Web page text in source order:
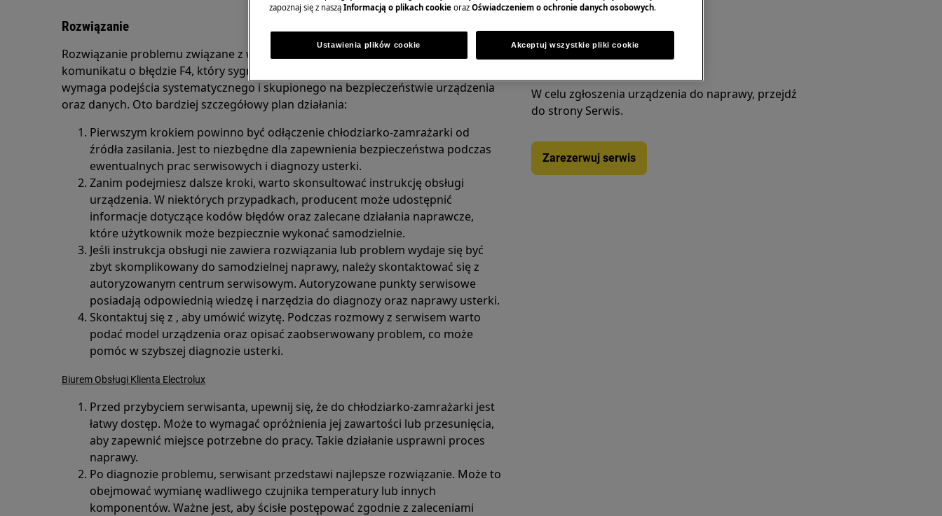
Rozwiązanie
Rozwiązanie problemu związane z wyświetlaniem na chłodziarko-zamrażarce
komunikatu o błędzie F4, który sygnalizuje problem z czujnikiem temperatury,
wymaga podejścia systematycznego i skupionego na bezpieczeństwie urządzenia
oraz danych. Oto bardziej szczegółowy plan działania:
Pierwszym krokiem powinno być odłączenie chłodziarko-zamrażarki od
źródła zasilania. Jest to niezbędne dla zapewnienia bezpieczeństwa podczas
ewentualnych prac serwisowych i diagnozy usterki.
Zanim podejmiesz dalsze kroki, warto skonsultować instrukcję obsługi
urządzenia. W niektórych przypadkach, producent może udostępnić
informacje dotyczące kodów błędów oraz zalecane działania naprawcze,
które użytkownik może bezpiecznie wykonać samodzielnie.
Jeśli instrukcja obsługi nie zawiera rozwiązania lub problem wydaje się być
zbyt skomplikowany do samodzielnej naprawy, należy skontaktować się z
autoryzowanym centrum serwisowym. Autoryzowane punkty serwisowe
posiadają odpowiednią wiedzę i narzędzia do diagnozy oraz naprawy usterki.
Skontaktuj się z , aby umówić wizytę. Podczas rozmowy z serwisem warto
podać model urządzenia oraz opisać zaobserwowany problem, co może
pomóc w szybszej diagnozie usterki.
Biurem Obsługi Klienta Electrolux
Przed przybyciem serwisanta, upewnij się, że do chłodziarko-zamrażarki jest
łatwy dostęp. Może to wymagać opróżnienia jej zawartości lub przesunięcia,
aby zapewnić miejsce potrzebne do pracy. Takie działanie usprawni proces
naprawy.
Po diagnozie problemu, serwisant przedstawi najlepsze rozwiązanie. Może to
obejmować wymianę wadliwego czujnika temperatury lub innych
komponentów. Ważne jest, aby ścisłe postępować zgodnie z zaleceniami
W celu zgłoszenia urządzenia do naprawy, przejdź
do strony Serwis.
Zarezerwuj serwis
zapoznaj się z naszą Informacją o plikach cookie oraz Oświadczeniem o ochronie danych osobowych.
Ustawienia plików cookie Akceptuj wszystkie pliki cookie